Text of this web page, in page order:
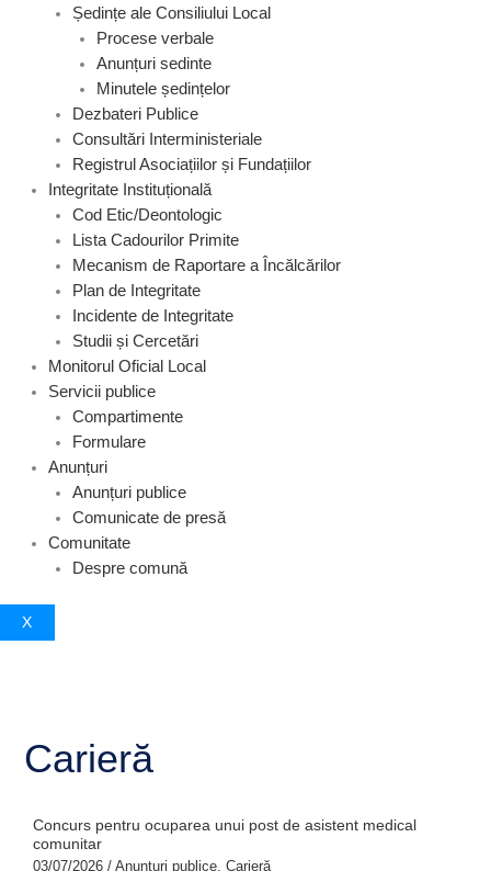
Ședințe ale Consiliului Local
Procese verbale
Anunțuri sedinte
Minutele ședințelor
Dezbateri Publice
Consultări Interministeriale
Registrul Asociațiilor și Fundațiilor
Integritate Instituțională
Cod Etic/Deontologic
Lista Cadourilor Primite
Mecanism de Raportare a Încălcărilor
Plan de Integritate
Incidente de Integritate
Studii și Cercetări
Monitorul Oficial Local
Servicii publice
Compartimente
Formulare
Anunțuri
Anunțuri publice
Comunicate de presă
Comunitate
Despre comună
X
Carieră
Concurs pentru ocuparea unui post de asistent medical
comunitar
03/07/2026 / Anunțuri publice, Carieră